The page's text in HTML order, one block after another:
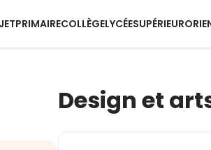
PRIMAIRECOLLÈGELYCÉESUPÉRIEUR
Design et